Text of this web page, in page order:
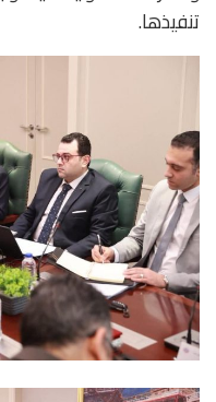
تنفيذها.